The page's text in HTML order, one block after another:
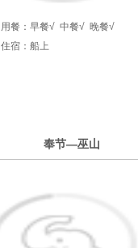
用餐： 早餐√ 中餐√ 晚餐√
住宿：船上
奉节—巫山